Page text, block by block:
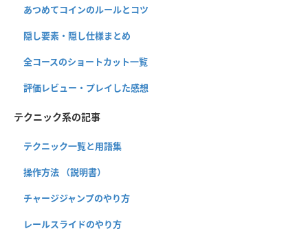
あつめてコインのルールとコツ
隠し要素・隠し仕様まとめ
全コースのショートカット一覧
評価レビュー・プレイした感想
テクニック系の記事
テクニック一覧と用語集
操作方法 （説明書）
チャージジャンプのやり方
レールスライドのやり方